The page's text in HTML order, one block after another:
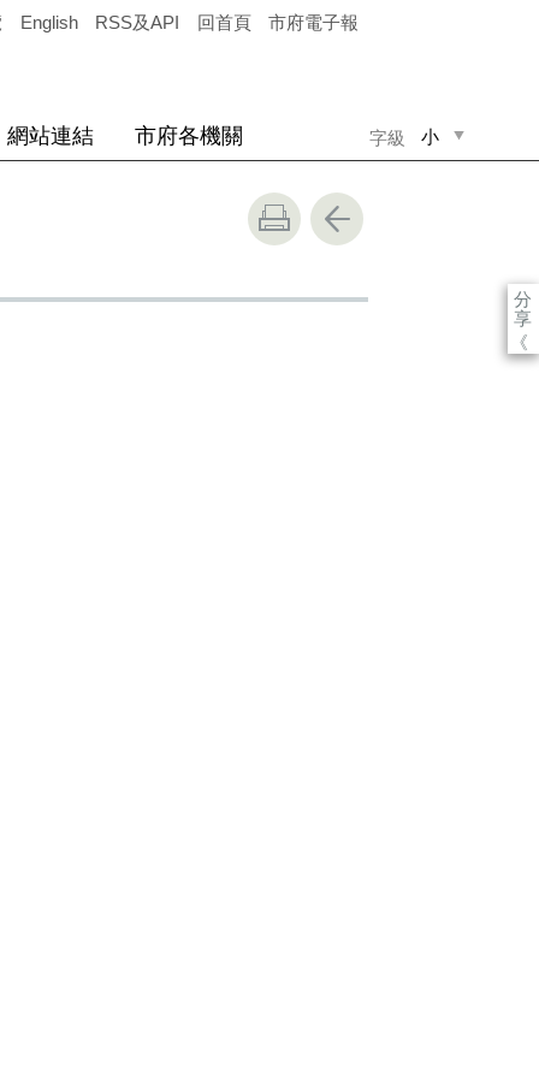
English RSS及API 回首頁 市府電子報
字級 小
網站連結 市府各機關
分
享
《